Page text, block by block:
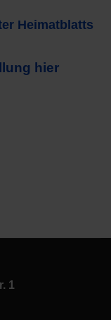
Heimatblatts
hier
1